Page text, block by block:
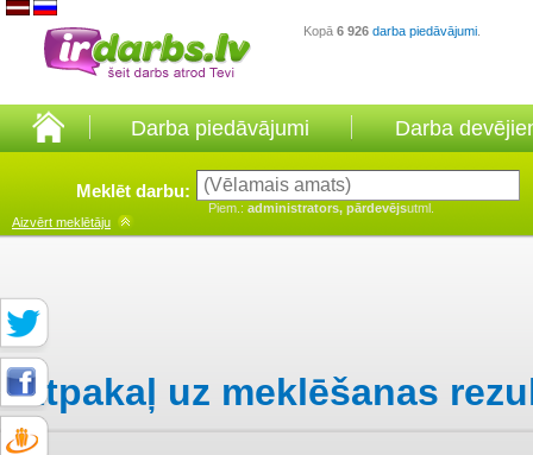
Kopā 6 926 darba piedāvājumi
Darba piedāvājumi Darba
Meklēt darbu:
Piem.: administrators, pārdevējsutml.
Aizvērt meklētāju
Atpakaļ uz meklēšanas